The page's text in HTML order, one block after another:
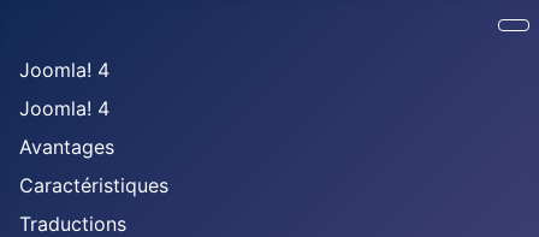
Joomla! 4
Joomla! 4
Avantages
Caractéristiques
Traductions